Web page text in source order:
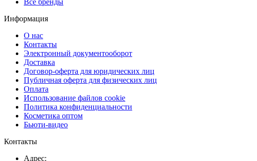
Все бренды
Информация
О нас
Контакты
Электронный документооборот
Доставка
Договор-оферта для юридических лиц
Публичная оферта для физических лиц
Оплата
Использование файлов cookie
Политика конфиденциальности
Косметика оптом
Бьюти-видео
Контакты
Адрес: